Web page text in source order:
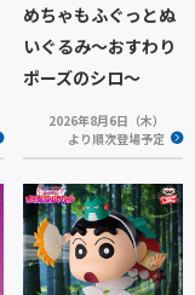
めちゃもふぐっとぬ
いぐるみ～おすわり
ポーズのシロ～
2026年8月6日（木）
より順次登場予定